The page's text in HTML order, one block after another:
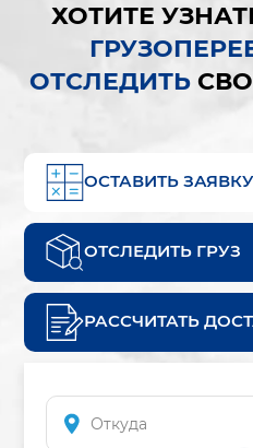
ХОТИТЕ
ОТСЛЕДИТЬ
ОСТАВИТЬ ЗАЯВКУ
ОТСЛЕДИТЬ ГРУЗ
РАССЧИТАТЬ